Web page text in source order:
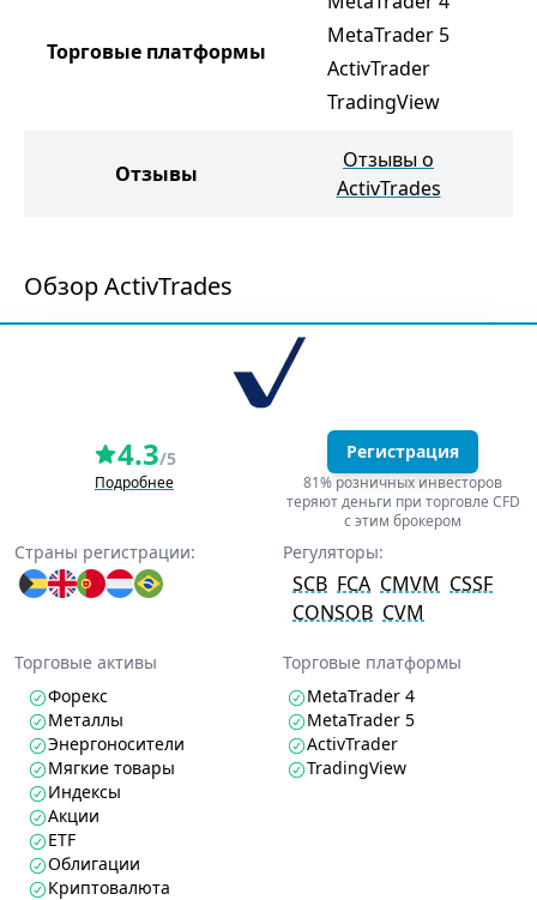
Торговые платформы
MetaTrader 5
ActivTrader
TradingView
Отзывы
Отзывы о
ActivTrades
Обзор ActivTrades
4.3/5
Подробнее
Регистрация
81% розничных инвесторов
теряют деньги при торговле CFD
с этим брокером
Страны регистрации: Регуляторы:
SCB FCA CMVM CSSF
CONSOB CVM
Торговые активы
Форекс
Металлы
Энергоносители
Мягкие товары
Индексы
Акции
ETF
Облигации
Криптовалюта
Торговые платформы
MetaTrader 4
MetaTrader 5
ActivTrader
TradingView